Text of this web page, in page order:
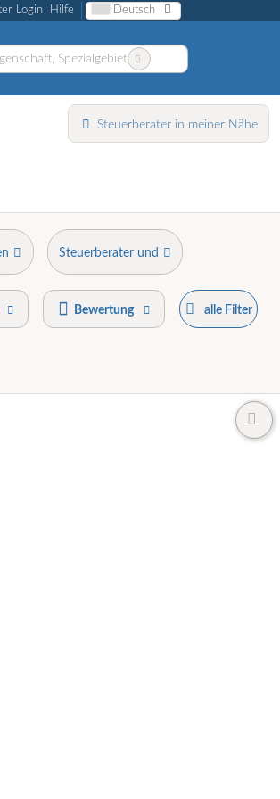
Login Hilfe Deutsch
Steuerberater in meiner Nähe
Steuerberater und
Bewertung alle Filter